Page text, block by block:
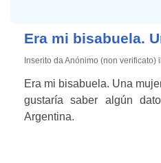
Era mi bisabuela.
Inserito da Anónimo (non verificato)
Era mi bisabuela. Una
gustaría saber algún
Argentina.